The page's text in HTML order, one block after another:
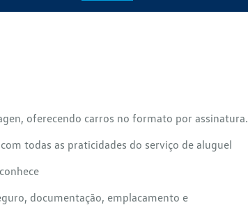
oferecendo carros no formato por assinatura.
todas as praticidades do serviço de aluguel
documentação, emplacamento e